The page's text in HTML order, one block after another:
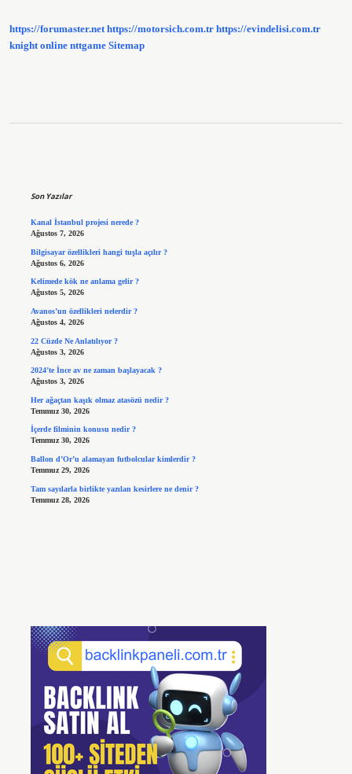
Gelir
https://forumaster.net https://motorsich.com.tr https://evindelisi.com.tr
knight online nttgame Sitemap
Son Yazılar
Kanal İstanbul projesi nerede ?
Ağustos 7, 2026
Bilgisayar özellikleri hangi tuşla açılır ?
Ağustos 6, 2026
Kelimede kök ne anlama gelir ?
Ağustos 5, 2026
Avanos’un özellikleri nelerdir ?
Ağustos 4, 2026
22 Cüzde Ne Anlatılıyor ?
Ağustos 3, 2026
2024’te İnce av ne zaman başlayacak ?
Ağustos 3, 2026
Her ağaçtan kaşık olmaz atasözü nedir ?
Temmuz 30, 2026
İçerde filminin konusu nedir ?
Temmuz 30, 2026
Ballon d’Or’u alamayan futbolcular kimlerdir ?
Temmuz 29, 2026
Tam sayılarla birlikte yazılan kesirlere ne denir ?
Temmuz 28, 2026